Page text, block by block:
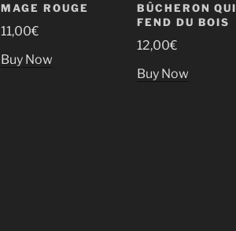
MAGE ROUGE
11,00€
Buy Now
BÛCHERON QUI
FEND DU BOIS
12,00€
Buy Now